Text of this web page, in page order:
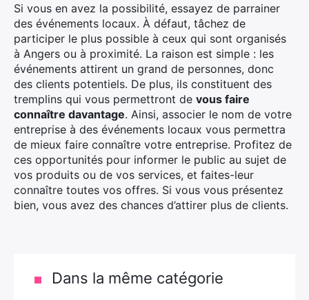
Si vous en avez la possibilité, essayez de parrainer
des événements locaux. À défaut, tâchez de
participer le plus possible à ceux qui sont organisés
à Angers ou à proximité. La raison est simple : les
événements attirent un grand de personnes, donc
des clients potentiels. De plus, ils constituent des
tremplins qui vous permettront de vous faire
connaître davantage. Ainsi, associer le nom de votre
entreprise à des événements locaux vous permettra
de mieux faire connaître votre entreprise. Profitez de
ces opportunités pour informer le public au sujet de
vos produits ou de vos services, et faites-leur
connaître toutes vos offres. Si vous vous présentez
bien, vous avez des chances d’attirer plus de clients.
Dans la même catégorie